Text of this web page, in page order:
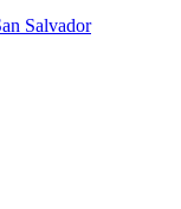
Salvador